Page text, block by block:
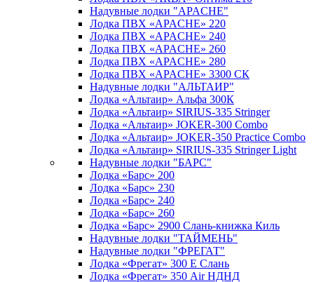
Надувные лодки "APACHE"
Лодка ПВХ «APACHE» 220
Лодка ПВХ «APACHE» 240
Лодка ПВХ «APACHE» 260
Лодка ПВХ «APACHE» 280
Лодка ПВХ «APACHE» 3300 СК
Надувные лодки "АЛЬТАИР"
Лодка «Альтаир» Альфа 300К
Лодка «Альтаир» SIRIUS-335 Stringer
Лодка «Альтаир» JOKER-300 Combo
Лодка «Альтаир» JOKER-350 Practice Combo
Лодка «Альтаир» SIRIUS-335 Stringer Light
Надувные лодки "БАРС"
Лодка «Барс» 200
Лодка «Барс» 230
Лодка «Барс» 240
Лодка «Барс» 260
Лодка «Барс» 2900 Слань-книжка Киль
Надувные лодки "ТАЙМЕНЬ"
Надувные лодки "ФРЕГАТ"
Лодка «Фрегат» 300 Е Слань
Лодка «Фрегат» 350 Air НДНД